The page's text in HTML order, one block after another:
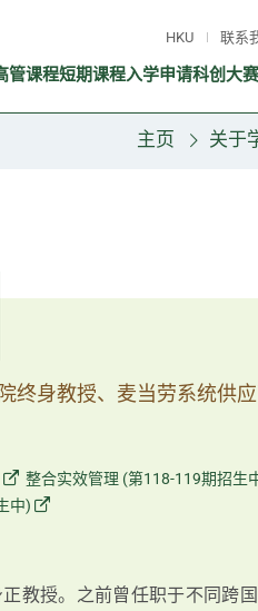
HKU 联系
管课程短期课程入学申请科创大赛
主页 关于
终身教授、麦当劳系统供
整合实效管理 (第118-119期招生
中)
教授。之前曾任职于不同跨